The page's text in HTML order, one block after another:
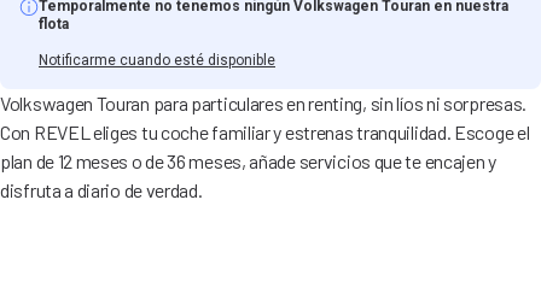
Temporalmente no tenemos ningún Volkswagen Touran en nuestra
flota
Notificarme cuando esté disponible
Volkswagen Touran para particulares en renting, sin líos ni sorpresas.
Con REVEL eliges tu coche familiar y estrenas tranquilidad. Escoge el
plan de 12 meses o de 36 meses, añade servicios que te encajen y
disfruta a diario de verdad.